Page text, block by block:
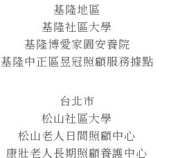
基隆地區
基隆社區大學
基隆博愛家園安養院
基隆中正區昱冠照顧服務據點
台北市
松山社區大學
松山老人日間照顧中心
康壯老人長期照顧養護中心